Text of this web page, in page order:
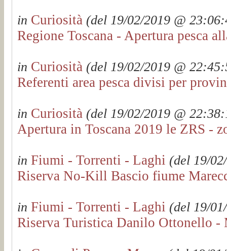
in Curiosità (del 19/02/2019 @
Regione Toscana - Apertura pesca
in Curiosità (del 19/02/2019 @
Referenti area pesca divisi per
in Curiosità (del 19/02/2019 @
Apertura in Toscana 2019 le ZRS -
in Fiumi - Torrenti - Laghi (del 19/
Riserva No-Kill Bascio fiume
in Fiumi - Torrenti - Laghi (del 19/
Riserva Turistica Danilo Ottonello -